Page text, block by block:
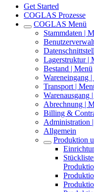
Get Started
COGLAS Prozesse
COGLAS Menü
Stammdaten |
Lagerstruktur |
Bestand | Menü
Wareneingang
Transport |
Warenausgang
Abrechnung |
Billing &
Administration
Allgemein
Produktion